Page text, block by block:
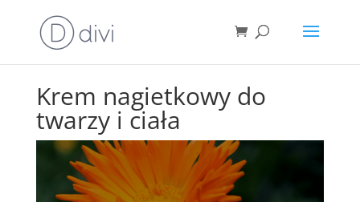
Krem nagietkowy do
twarzy i ciała